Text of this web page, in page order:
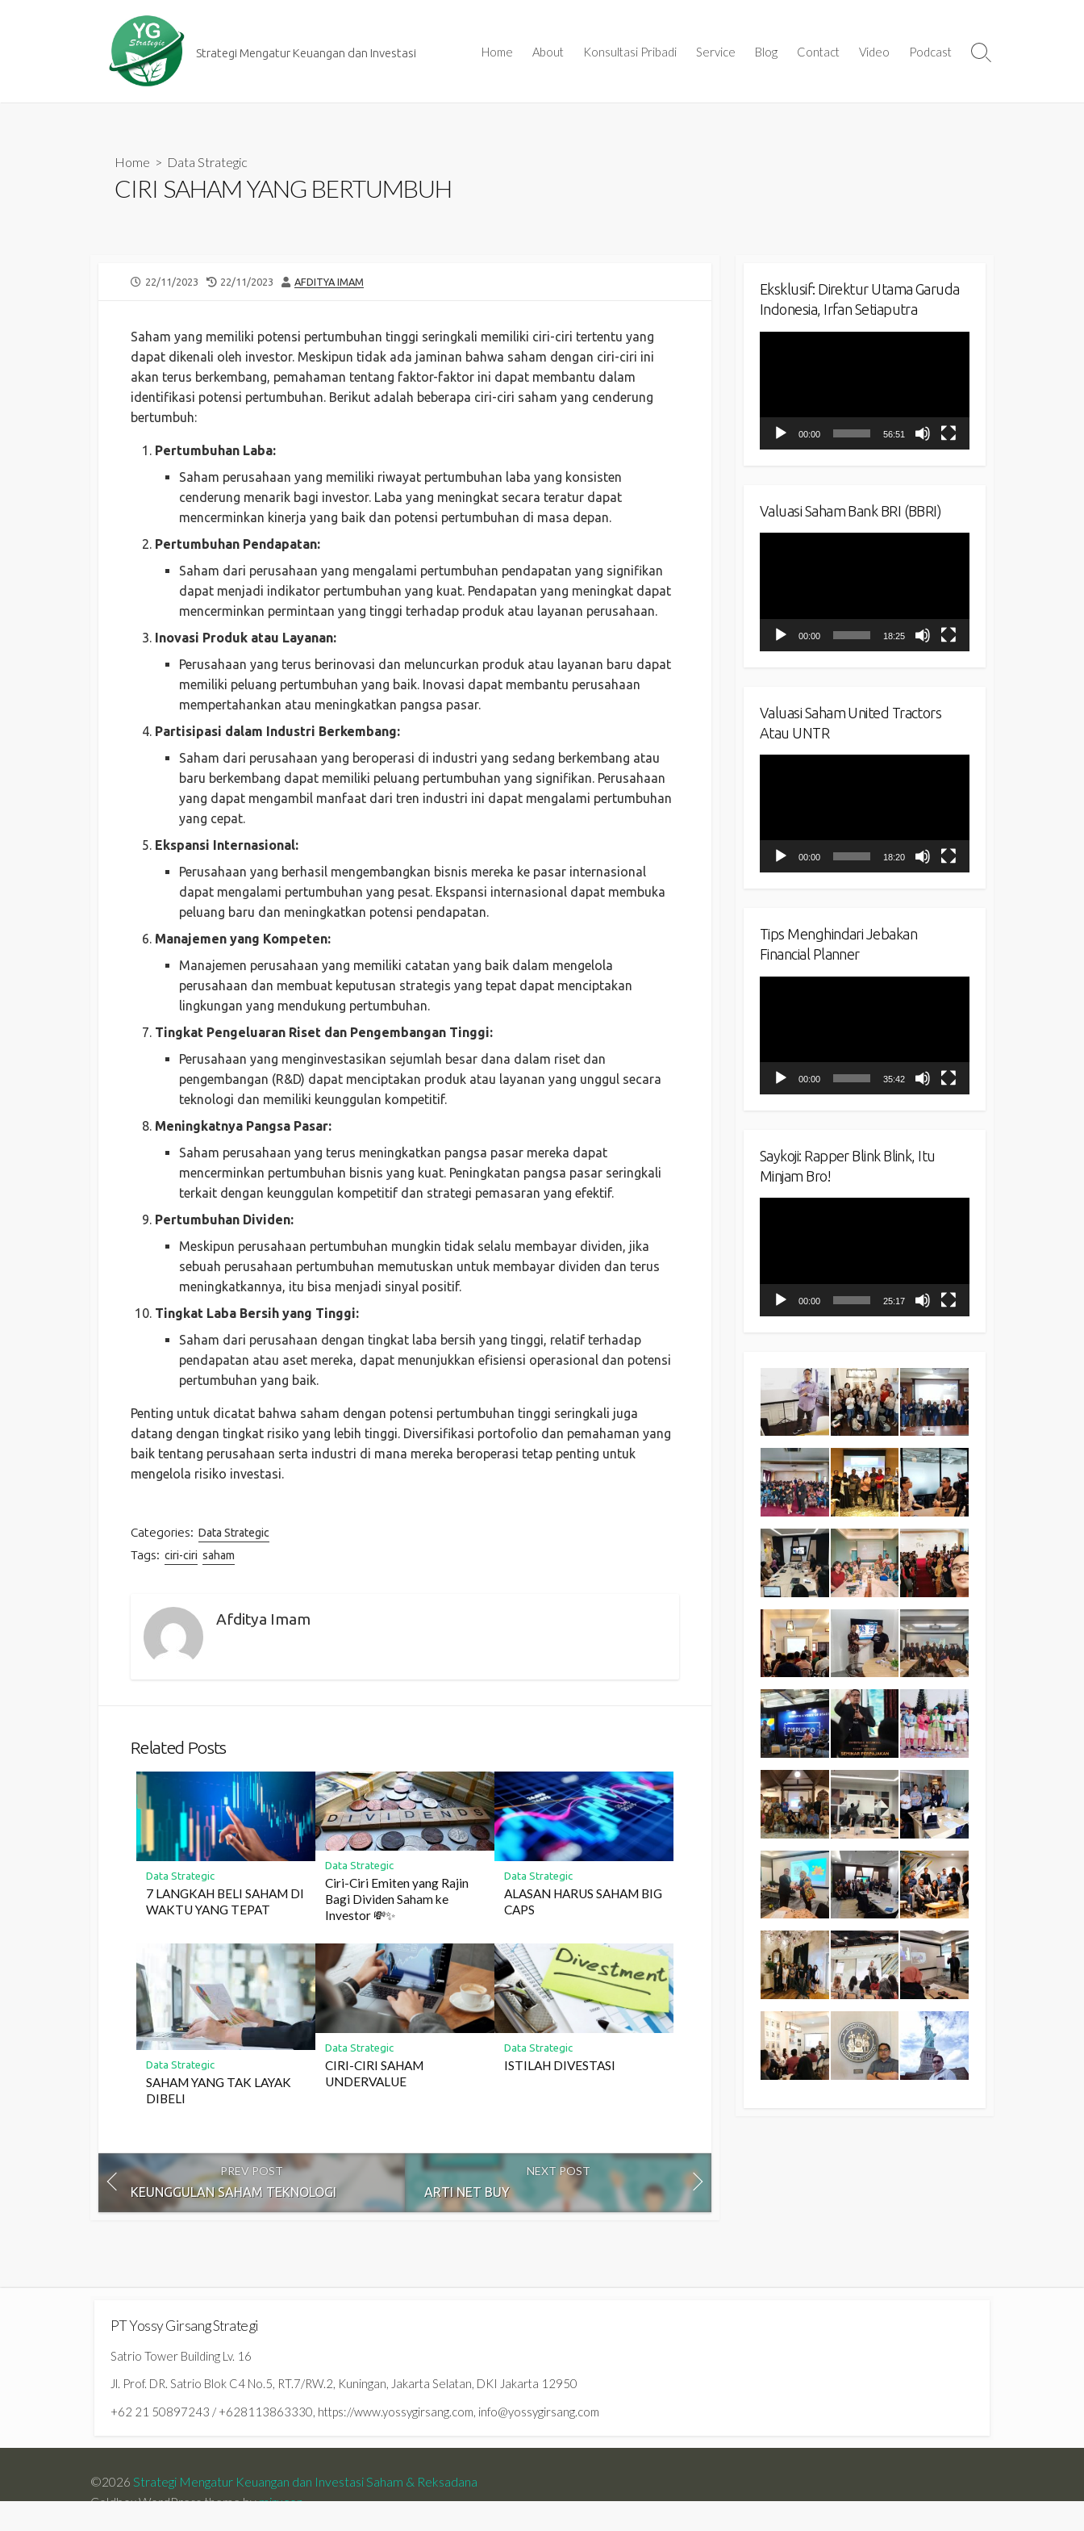
Strategi Mengatur Keuangan dan Investasi Home About Konsultasi Pribadi Service Blog Contact Video Podcast
Search
Home > Data Strategic
CIRI SAHAM YANG BERTUMBUH
PUBLISHED
22/11/2023
LAST
22/11/2023 AUTHOR
AFDITYA IMAM
Saham yang memiliki potensi pertumbuhan tinggi seringkali memiliki ciri-ciri tertentu yang
dapat dikenali oleh investor. Meskipun tidak ada jaminan bahwa saham dengan ciri-ciri ini
akan terus berkembang, pemahaman tentang faktor-faktor ini dapat membantu dalam
identifikasi potensi pertumbuhan. Berikut adalah beberapa ciri-ciri saham yang cenderung
bertumbuh:
Pertumbuhan Laba:
Saham perusahaan yang memiliki riwayat pertumbuhan laba yang konsisten
cenderung menarik bagi investor. Laba yang meningkat secara teratur dapat
mencerminkan kinerja yang baik dan potensi pertumbuhan di masa depan.
Pertumbuhan Pendapatan:
Saham dari perusahaan yang mengalami pertumbuhan pendapatan yang signifikan
dapat menjadi indikator pertumbuhan yang kuat. Pendapatan yang meningkat dapat
mencerminkan permintaan yang tinggi terhadap produk atau layanan perusahaan.
Inovasi Produk atau Layanan:
Perusahaan yang terus berinovasi dan meluncurkan produk atau layanan baru dapat
memiliki peluang pertumbuhan yang baik. Inovasi dapat membantu perusahaan
mempertahankan atau meningkatkan pangsa pasar.
Partisipasi dalam Industri Berkembang:
Saham dari perusahaan yang beroperasi di industri yang sedang berkembang atau
baru berkembang dapat memiliki peluang pertumbuhan yang signifikan. Perusahaan
yang dapat mengambil manfaat dari tren industri ini dapat mengalami pertumbuhan
yang cepat.
Ekspansi Internasional:
Perusahaan yang berhasil mengembangkan bisnis mereka ke pasar internasional
dapat mengalami pertumbuhan yang pesat. Ekspansi internasional dapat membuka
peluang baru dan meningkatkan potensi pendapatan.
Manajemen yang Kompeten:
Manajemen perusahaan yang memiliki catatan yang baik dalam mengelola
perusahaan dan membuat keputusan strategis yang tepat dapat menciptakan
lingkungan yang mendukung pertumbuhan.
Tingkat Pengeluaran Riset dan Pengembangan Tinggi:
Perusahaan yang menginvestasikan sejumlah besar dana dalam riset dan
pengembangan (R&D) dapat menciptakan produk atau layanan yang unggul secara
teknologi dan memiliki keunggulan kompetitif.
Meningkatnya Pangsa Pasar:
Saham perusahaan yang terus meningkatkan pangsa pasar mereka dapat
mencerminkan pertumbuhan bisnis yang kuat. Peningkatan pangsa pasar seringkali
terkait dengan keunggulan kompetitif dan strategi pemasaran yang efektif.
Pertumbuhan Dividen:
Meskipun perusahaan pertumbuhan mungkin tidak selalu membayar dividen, jika
sebuah perusahaan pertumbuhan memutuskan untuk membayar dividen dan terus
meningkatkannya, itu bisa menjadi sinyal positif.
Tingkat Laba Bersih yang Tinggi:
Saham dari perusahaan dengan tingkat laba bersih yang tinggi, relatif terhadap
pendapatan atau aset mereka, dapat menunjukkan efisiensi operasional dan potensi
pertumbuhan yang baik.
Penting untuk dicatat bahwa saham dengan potensi pertumbuhan tinggi seringkali juga
datang dengan tingkat risiko yang lebih tinggi. Diversifikasi portofolio dan pemahaman yang
baik tentang perusahaan serta industri di mana mereka beroperasi tetap penting untuk
mengelola risiko investasi.
Categories: Data Strategic
Tags: ciri-ciri saham
Afditya Imam
Related Posts
Data Strategic
7 LANGKAH BELI SAHAM DI
WAKTU YANG TEPAT
Data Strategic
Ciri-Ciri Emiten yang Rajin
Bagi Dividen Saham ke
Investor 💸✨
Data Strategic
ALASAN HARUS SAHAM BIG
CAPS
Data Strategic
SAHAM YANG TAK LAYAK
DIBELI
Data Strategic
CIRI-CIRI SAHAM
UNDERVALUE
Data Strategic
ISTILAH DIVESTASI
PREV POST
KEUNGGULAN SAHAM TEKNOLOGI
NEXT POST
ARTI NET BUY
Eksklusif: Direktur Utama Garuda
Indonesia, Irfan Setiaputra
00:00 56:51
Valuasi Saham Bank BRI (BBRI)
00:00 18:25
Valuasi Saham United Tractors
Atau UNTR
00:00 18:20
Tips Menghindari Jebakan
Financial Planner
00:00 35:42
Saykoji: Rapper Blink Blink, Itu
Minjam Bro!
00:00 25:17
PT Yossy Girsang Strategi
Satrio Tower Building Lv. 16
Jl. Prof. DR. Satrio Blok C4 No.5, RT.7/RW.2, Kuningan, Jakarta Selatan, DKI Jakarta 12950
+62 21 50897243 / +628113863330, https://www.yossygirsang.com, info@yossygirsang.com
©2026 Strategi Mengatur Keuangan dan Investasi Saham & Reksadana
Coldbox WordPress theme bymirucon